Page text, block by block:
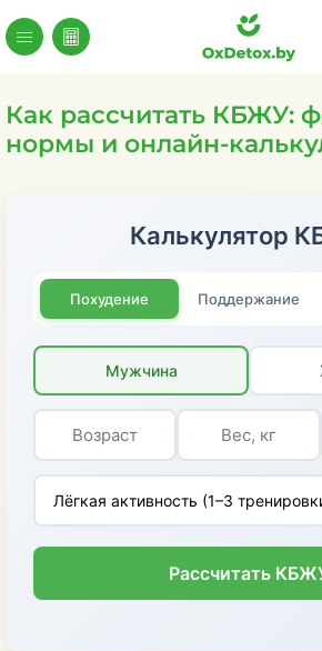
Как рассчитать КБЖУ:
нормы и онлайн-
Калькулятор
Похудение Поддержание
Мужчина
Рассчитать